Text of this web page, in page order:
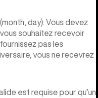
day). Vous devez
souhaitez recevoir
pas les
vous ne recevrez
est requise pour qu’un